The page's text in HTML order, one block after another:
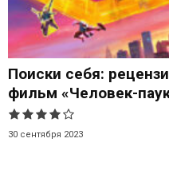
Поиски себя:
фильм «Человек-
30 сентября 2023